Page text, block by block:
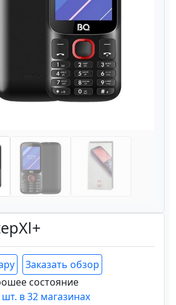
Заказать обзор
состояние
в 32 магазинах